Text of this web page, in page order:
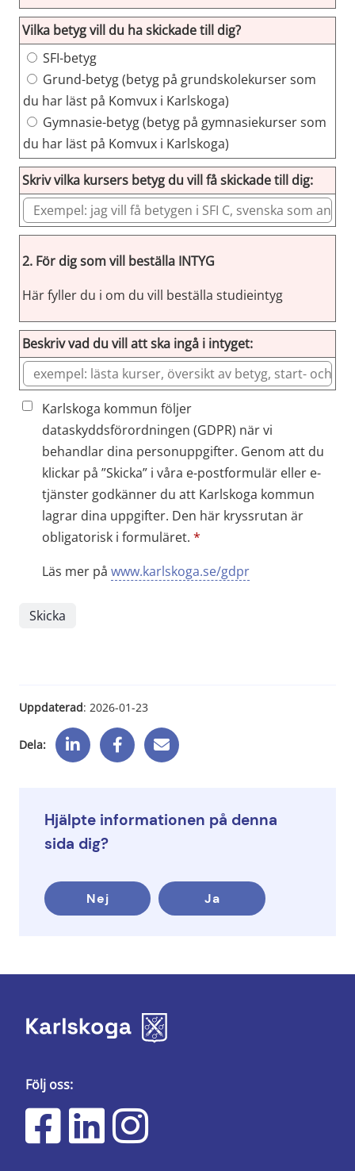
Vilka betyg vill du ha skickade till dig?
Vilka betyg vill du ha skickade till dig?
SFI-betyg
Grund-betyg (betyg på grundskolekurser som
du har läst på Komvux i Karlskoga)
Gymnasie-betyg (betyg på gymnasiekurser som
du har läst på Komvux i Karlskoga)
Skriv vilka kursers betyg du vill få skickade till dig:
2. För dig som vill beställa INTYG
Här fyller du i om du vill beställa studieintyg
Beskriv vad du vill att ska ingå i intyget:
Karlskoga kommun följer
dataskyddsförordningen (GDPR) när vi
behandlar dina personuppgifter. Genom att du
klickar på ”Skicka” i våra e-postformulär eller e-
tjänster godkänner du att Karlskoga kommun
lagrar dina uppgifter. Den här kryssrutan är
obligatorisk i formuläret. *
Läs mer på www.karlskoga.se/gdpr
Uppdaterad: 2026-01-23
Dela:
Hjälpte informationen på denna
sida dig?
Nej Ja
Följ oss: